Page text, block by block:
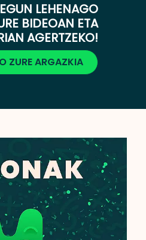
LEHENAGO
BIDEOAN ETA
AGERTZEKO!
ZURE ARGAZKIA